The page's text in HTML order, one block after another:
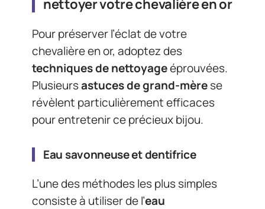
nettoyer votre chevalière en or
Pour préserver l’éclat de votre
chevalière en or, adoptez des
techniques de nettoyageéprouvées.
Plusieursastuces de grand-mèrese
révèlent particulièrement efficaces
pour entretenir ce précieux bijou.
Eau savonneuse et dentifrice
L’une des méthodes les plus simples
consiste à utiliser de l’eau